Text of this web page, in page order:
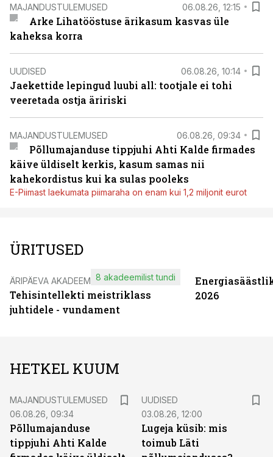
MAJANDUSTULEMUSED 06.08.26, 12:15
Arke Lihatööstuse ärikasum kasvas üle
kaheksa korra
UUDISED 06.08.26, 10:14
Jaekettide lepingud luubi all: tootjale ei tohi
veeretada ostja äririski
MAJANDUSTULEMUSED 06.08.26, 09:34
Põllumajanduse tippjuhi Ahti Kalde firmades
käive üldiselt kerkis, kasum samas nii
kahekordistus kui ka sulas pooleks
E-Piimast laekumata piimaraha on enam kui 1,2 miljonit eurot
ÜRITUSED
ÄRIPÄEVA AKADEEMIA
Tehisintellekti meistriklass
juhtidele - vundament
8 akadeemilist tundi
2026
HETKEL KUUM
MAJANDUSTULEMUSED
06.08.26, 09:34
Põllumajanduse
tippjuhi Ahti Kalde
UUDISED
03.08.26, 12:00
Lugeja küsib: mis
toimub Läti